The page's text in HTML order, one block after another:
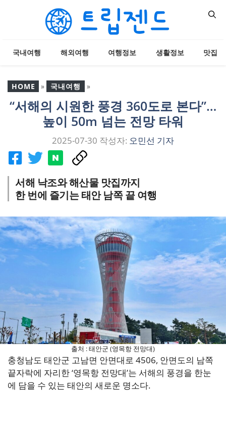
뛰
기
국내여행 해외여행 여행정보 생활정보 맛집
HOME » 국내여행 »
“서해의 시원한 풍경 360
도로 본다”… 높이 50m 넘
는 전망 타워
“서해의 시원한 풍경 360도로 본다”…
높이 50m 넘는 전망 타워
2025-07-30 작성자: 오민선 기자
서해 낙조와 해산물 맛집까지
한 번에 즐기는 태안 남쪽 끝 여행
출처 : 태안군 (영목항 전망대)
충청남도 태안군 고남면 안면대로 4506, 안면도의 남쪽
끝자락에 자리한 ‘영목항 전망대’는 서해의 풍경을 한눈
에 담을 수 있는 태안의 새로운 명소다.